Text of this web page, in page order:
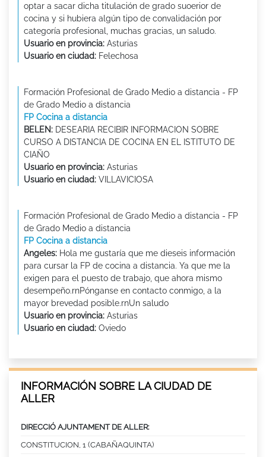
optar a sacar dicha titulación de grado suoerior de
cocina y si hubiera algún tipo de convalidación por
categoría profesional, muchas gracias, un saludo.
Usuario en provincia: Asturias
Usuario en ciudad: Felechosa
Formación Profesional de Grado Medio a distancia - FP
de Grado Medio a distancia
FP Cocina a distancia
BELEN: DESEARIA RECIBIR INFORMACION SOBRE
CURSO A DISTANCIA DE COCINA EN EL ISTITUTO DE
CIAÑO
Usuario en provincia: Asturias
Usuario en ciudad: VILLAVICIOSA
Formación Profesional de Grado Medio a distancia - FP
de Grado Medio a distancia
FP Cocina a distancia
Angeles: Hola me gustaría que me dieseis información
para cursar la FP de cocina a distancia. Ya que me la
exigen para el puesto de trabajo, que ahora mismo
desempeño.rnPónganse en contacto conmigo, a la
mayor brevedad posible.rnUn saludo
Usuario en provincia: Asturias
Usuario en ciudad: Oviedo
INFORMACIÓN SOBRE LA CIUDAD DE
ALLER
DIRECCIÓ AJUNTAMENT DE ALLER:
CONSTITUCION, 1 (CABAÑAQUINTA)